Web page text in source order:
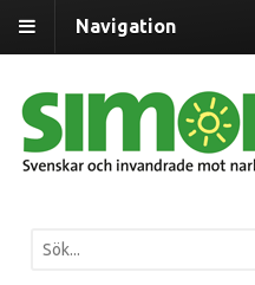
Navigation